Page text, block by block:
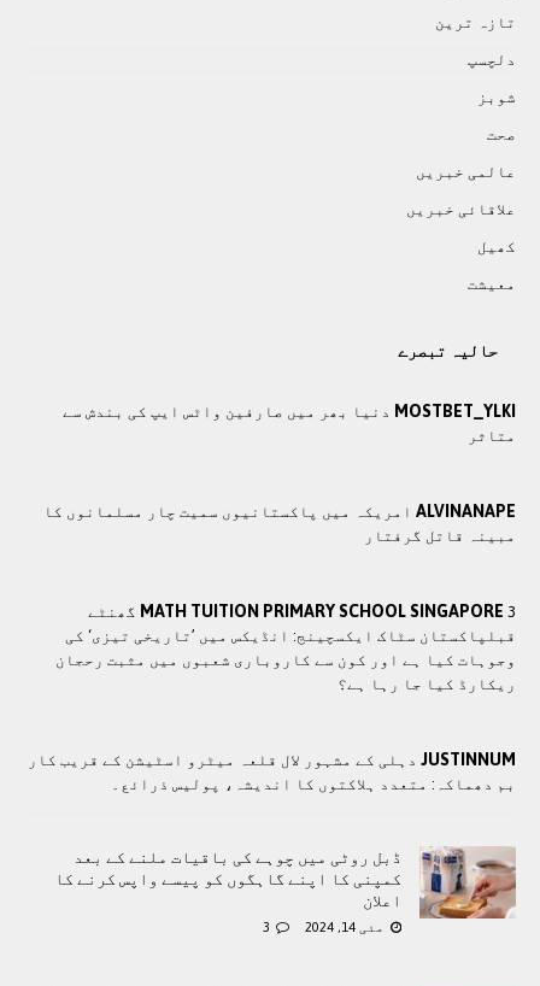
تازہ ترين
دلچسپ
شوبز
صحت
عالمی خبريں
علاقائی خبريں
کھيل
معيشت
حالیہ تبصرے
MOSTBET_YLKI دنیا بھر میں صارفین واٹس ایپ کی بندش سے
متاثر
ALVINANAPE امریکہ میں پاکستانیوں سمیت چار مسلمانوں کا
مبینہ قاتل گرفتار
MATH TUITION PRIMARY SCHOOL SINGAPORE 3 گھنٹے
قبلپاکستان سٹاک ایکسچینج: انڈیکس میں ’تاریخی تیزی‘ کی
وجوہات کیا ہے اور کون سے کاروباری شعبوں میں مثبت رحجان
ریکارڈ کیا جا رہا ہے؟
JUSTINNUM دہلی کے مشہور لال قلعہ میٹرو اسٹیشن کے قریب کار
بم دھماکہ: متعدد ہلاکتوں کا انديشہ، پولیس ذرائع۔
ڈبل روٹی میں چوہے کی باقیات ملنے کے بعد
کمپنی کا اپنے گاہگوں کو پیسے واپس کرنے کا
اعلان
مئی 14, 2024 3